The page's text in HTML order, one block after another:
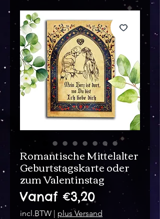
Romantische Mittelalter
Geburtstagskarte oder
zum Valentinstag
Vanaf €3,20
incl.BTW | plus Versand